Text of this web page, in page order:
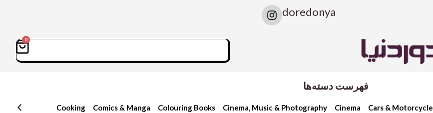
doredonya
I
n
Search
0
سبد
خرید
فهرست دسته‌ها
Cars & Motorcycle
Cinema
Cinema, Music & Photography
Colouring Books
Comics & Manga
Cooking